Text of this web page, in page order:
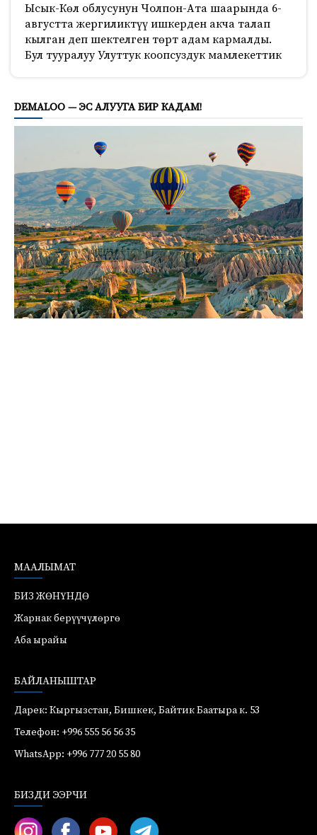
Ысык-Көл облусунун Чолпон-Ата шаарында 6-
августта жергиликтүү ишкерден акча талап
кылган деп шектелген төрт адам кармалды.
Бул тууралуу Улуттук коопсуздук мамлекеттик
DEMALOO — ЭС АЛУУГА БИР КАДАМ!
МААЛЫМАТ
БИЗ ЖӨНҮНДӨ
Жарнак берүүчүлөргө
Аба ырайы
БАЙЛАНЫШТАР
Дарек: Кыргызстан, Бишкек, Байтик Баатыра к. 53
Телефон: +996 555 56 56 35
WhatsApp: +996 777 20 55 80
БИЗДИ ЭЭРЧИ